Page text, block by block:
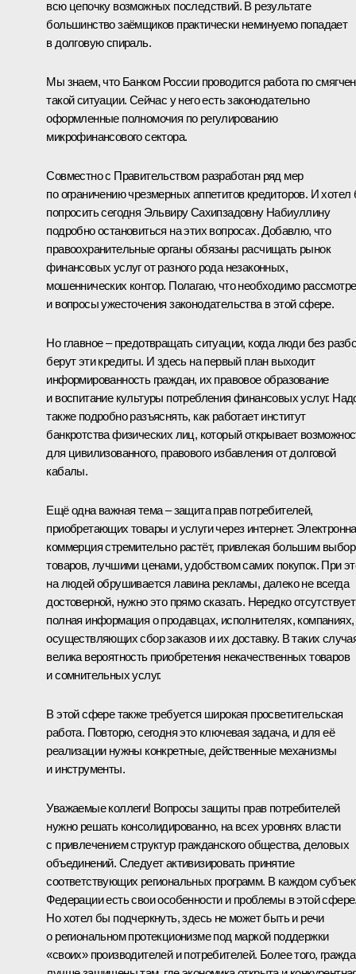
всю цепочку возможных последствий. В результате
большинство заёмщиков практически неминуемо попадает
в долговую спираль.
Мы знаем, что Банком России проводится работа по
такой ситуации. Сейчас у него есть законодательно
оформленные полномочия по регулированию
микрофинансового сектора.
Совместно с Правительством разработан ряд мер
по ограничению чрезмерных аппетитов кредиторов. И хотел
попросить сегодня Эльвиру Сахипзадовну Набиуллину
подробно остановиться на этих вопросах. Добавлю, что
правоохранительные органы обязаны расчищать рынок
финансовых услуг от разного рода незаконных,
мошеннических контор. Полагаю, что необходимо
и вопросы ужесточения законодательства в этой сфере.
Но главное – предотвращать ситуации, когда люди без
берут эти кредиты. И здесь на первый план выходит
информированность граждан, их правовое образование
и воспитание культуры потребления финансовых услуг.
также подробно разъяснять, как работает институт
банкротства физических лиц, который открывает
для цивилизованного, правового избавления от долговой
кабалы.
Ещё одна важная тема – защита прав потребителей,
приобретающих товары и услуги через интернет.
коммерция стремительно растёт, привлекая большим
товаров, лучшими ценами, удобством самих покупок. При
на людей обрушивается лавина рекламы, далеко не всегда
достоверной, нужно это прямо сказать. Нередко отсутствует
полная информация о продавцах, исполнителях, компаниях,
осуществляющих сбор заказов и их доставку. В таких
велика вероятность приобретения некачественных товаров
и сомнительных услуг.
В этой сфере также требуется широкая просветительская
работа. Повторю, сегодня это ключевая задача, и для её
реализации нужны конкретные, действенные механизмы
и инструменты.
Уважаемые коллеги! Вопросы защиты прав потребителей
нужно решать консолидированно, на всех уровнях власти
с привлечением структур гражданского общества, деловых
объединений. Следует активизировать принятие
соответствующих региональных программ. В каждом
Федерации есть свои особенности и проблемы в этой
Но хотел бы подчеркнуть, здесь не может быть и речи
о региональном протекционизме под маркой поддержки
«своих» производителей и потребителей. Более того,